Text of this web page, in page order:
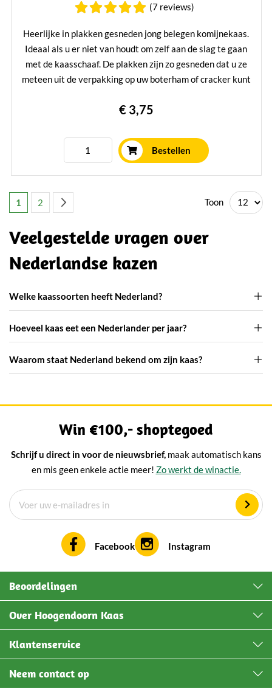
(7 reviews)
Heerlijke in plakken gesneden jong belegen komijnekaas.
Ideaal als u er niet van houdt om zelf aan de slag te gaan
met de kaasschaaf. De plakken zijn zo gesneden dat u ze
meteen uit de verpakking op uw boterham of cracker kunt
Lees verder
€ 3,75
Bestellen
Pagina
U lees momenteel pagina
1 Pagina
2 Toon
Veelgestelde vragen over
Nederlandse kazen
Welke kaassoorten heeft Nederland?
Hoeveel kaas eet een Nederlander per jaar?
Waarom staat Nederland bekend om zijn kaas?
Win €100,- shoptegoed
Schrijf u direct in voor de nieuwsbrief, maak automatisch kans
en mis geen enkele actie meer! Zo werkt de winactie.
Facebook Instagram
Beoordelingen
Over Hoogendoorn Kaas
Klantenservice
Neem contact op